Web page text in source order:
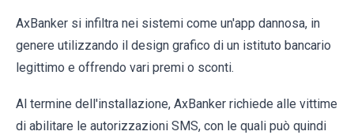
AxBanker si infiltra nei sistemi come un'app dannosa, in
genere utilizzando il design grafico di un istituto bancario
legittimo e offrendo vari premi o sconti.
Al termine dell'installazione, AxBanker richiede alle vittime
di abilitare le autorizzazioni SMS, con le quali può quindi